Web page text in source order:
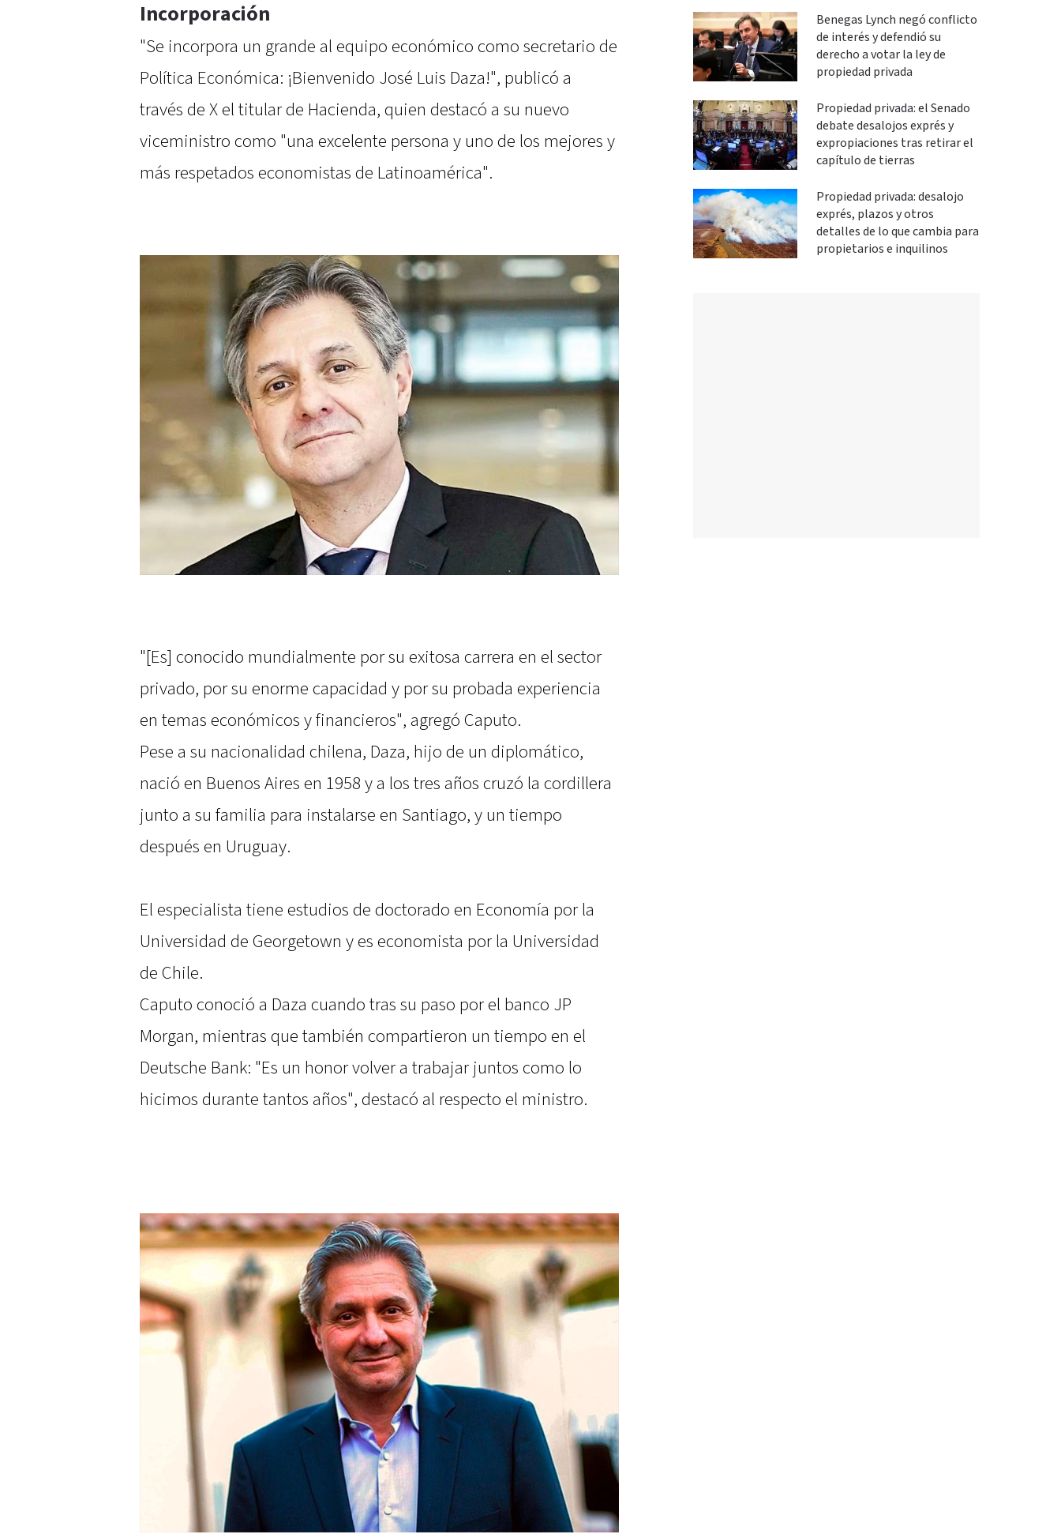
Incorporación
"Se incorpora un grande al equipo económico como secretario de
Política Económica: ¡Bienvenido José Luis Daza!", publicó a
través de X el titular de Hacienda, quien destacó a su nuevo
viceministro como "una excelente persona y uno de los mejores y
más respetados economistas de Latinoamérica".
"[Es] conocido mundialmente por su exitosa carrera en el sector
privado, por su enorme capacidad y por su probada experiencia
en temas económicos y financieros", agregó Caputo.
Pese a su nacionalidad chilena, Daza, hijo de un diplomático,
nació en Buenos Aires en 1958 y a los tres años cruzó la cordillera
junto a su familia para instalarse en Santiago, y un tiempo
después en Uruguay.
El especialista tiene estudios de doctorado en Economía por la
Universidad de Georgetown y es economista por la Universidad
de Chile.
Caputo conoció a Daza cuando tras su paso por el banco JP
Morgan, mientras que también compartieron un tiempo en el
Deutsche Bank: "Es un honor volver a trabajar juntos como lo
hicimos durante tantos años", destacó al respecto el ministro.
Congreso
Benegas Lynch negó conflicto
de interés y defendió su
derecho a votar la ley de
propiedad privada
Propiedad privada: el Senado
debate desalojos exprés y
expropiaciones tras retirar el
capítulo de tierras
Propiedad privada: desalojo
exprés, plazos y otros
detalles de lo que cambia para
propietarios e inquilinos